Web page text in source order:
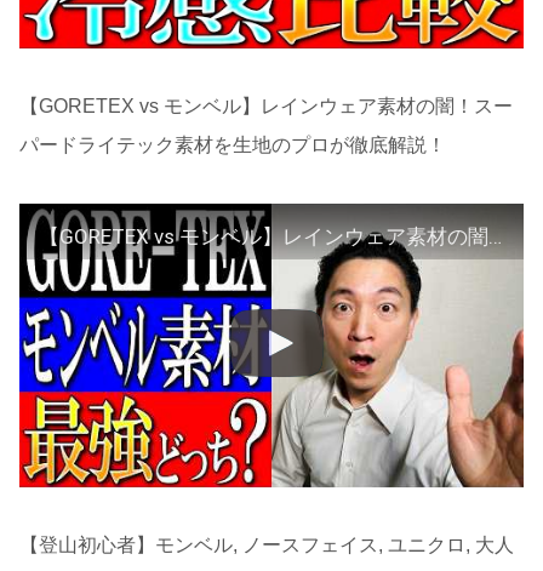
【GORETEX vs モンベル】レインウェア素材の闇！スー
パードライテック素材を生地のプロが徹底解説！
【GORETEX vs モンベル】レインウェア素材の闇！スーパードライテック素材を生地のプロが徹底解説！
【登山初心者】モンベル, ノースフェイス, ユニクロ, 大人